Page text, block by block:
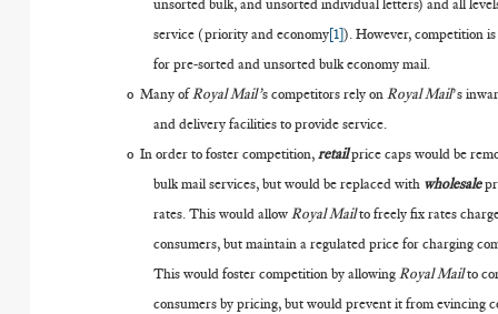
service (priority and economy[1]). However, competition
for pre-sorted and unsorted bulk economy mail.
o Many ofRoyal Mail’s competitors rely on Royal Mail’s
and delivery facilities to provide service.
o In order to foster competition, retailprice caps would be
bulk mail services, but would be replaced with wholesale
rates. This would allow Royal Mailto freely fix rates
consumers, but maintain a regulated price for charging
This would foster competition by allowing Royal Mailto
consumers by pricing, but would prevent it from evincing